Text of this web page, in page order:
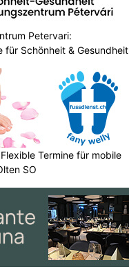
Petervari:
für Schönheit & Gesundheit
Termine für mobile
SO